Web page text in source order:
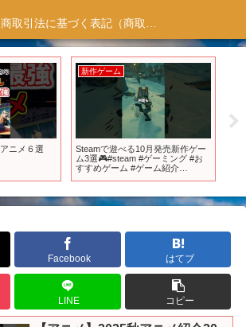
特定商取引法に基づく表記（商取引に関する開示）
ニメ６選
新作ゲーム
Steamで遊べる10月発売新作ゲー
ム3選🎮#steam #ゲーミング #お
すすめゲーム #ゲーム紹介
Facebook はてブ
LINE コピー